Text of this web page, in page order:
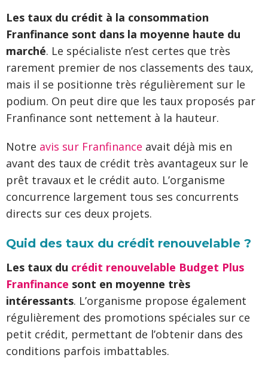
Les taux du crédit à la consommation
Franfinance sont dans la moyenne haute du
marché. Le spécialiste n’est certes que très
rarement premier de nos classements des taux,
mais il se positionne très régulièrement sur le
podium. On peut dire que les taux proposés par
Franfinance sont nettement à la hauteur.
Notre avis sur Franfinance avait déjà mis en
avant des taux de crédit très avantageux sur le
prêt travaux et le crédit auto. L’organisme
concurrence largement tous ses concurrents
directs sur ces deux projets.
Quid des taux du crédit renouvelable ?
Les taux du crédit renouvelable Budget Plus
Franfinance sont en moyenne très
intéressants. L’organisme propose également
régulièrement des promotions spéciales sur ce
petit crédit, permettant de l’obtenir dans des
conditions parfois imbattables.